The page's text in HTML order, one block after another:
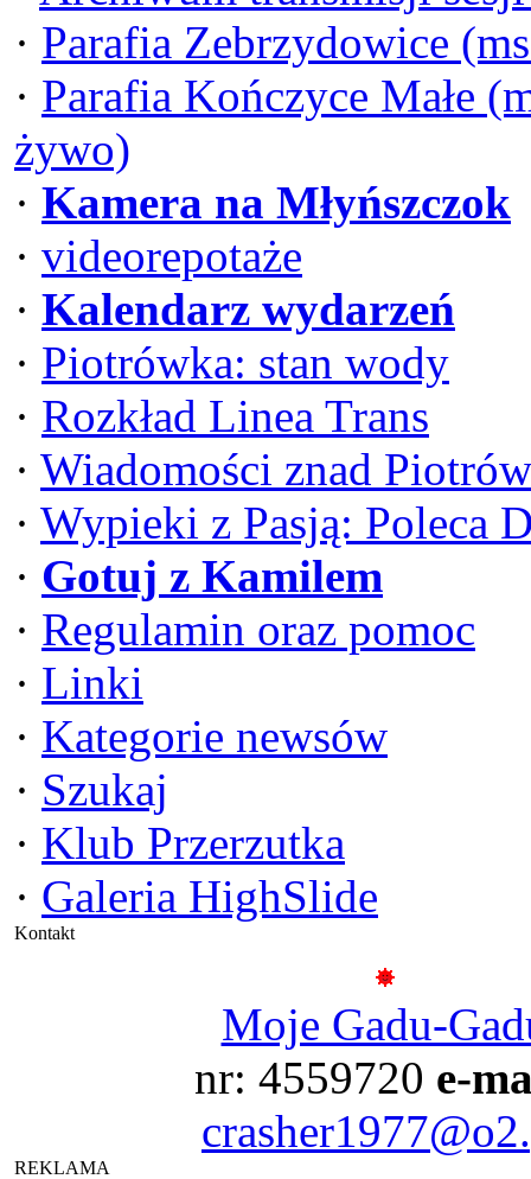
· Parafia Zebrzydowice
· Parafia Kończyce Małe
żywo)
· Kamera na Młyńszczok
· videorepotaże
· Kalendarz wydarzeń
· Piotrówka: stan wody
· Rozkład Linea Trans
· Wiadomości znad
· Wypieki z Pasją: Poleca
· Gotuj z Kamilem
· Regulamin oraz pomoc
· Linki
· Kategorie newsów
· Szukaj
· Klub Przerzutka
· Galeria HighSlide
Kontakt
Moje Gadu-
nr: 4559720 e-
REKLAMA